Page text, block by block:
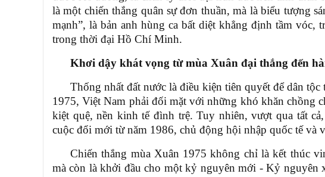
là một chiến thắng quân sự đơn thuần, mà là biểu tượng
mạnh”, là bản anh hùng ca bất diệt khẳng định tầm vóc,
trong thời đại Hồ Chí Minh.
Khơi dậy khát vọng từ mùa Xuân đại thắng đến
Thống nhất đất nước là điều kiện tiên quyết để dân
1975, Việt Nam phải đối mặt với những khó khăn chồng
kiệt quệ, nền kinh tế đình trệ. Tuy nhiên, vượt qua tất
cuộc đổi mới từ năm 1986, chủ động hội nhập quốc tế và
Chiến thắng mùa Xuân 1975 không chỉ là kết thúc
mà còn là khởi đầu cho một kỷ nguyên mới - Kỷ nguyên